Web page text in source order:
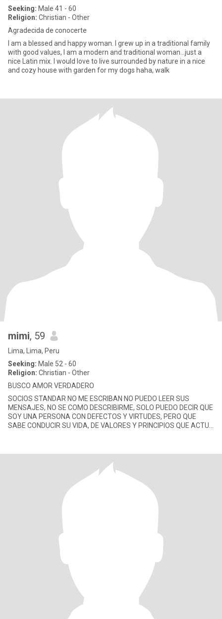
Seeking: Male 41 - 60
Religion: Christian - Other
Agradecida de conocerte
I am a blessed and happy woman. I grew up in a traditional family
with good values, I am a modern and traditional woman...just a
nice Latin mix. I would love to live surrounded by nature in a nice
and cozy house with garden for my dogs haha, walk
mimi, 59
Lima, Lima, Peru
Seeking: Male 52 - 60
Religion: Christian - Other
BUSCO AMOR VERDADERO
SOCIOS STANDAR NO ME ESCRIBAN NO PUEDO LEER SUS
MENSAJES, NO SE COMO DESCRIBIRME, SOLO PUEDO DECIR QUE
SOY UNA PERSONA CON DEFECTOS Y VIRTUDES, PERO QUE
SABE CONDUCIR SU VIDA, DE VALORES Y PRINCIPIOS QUE ACTUA